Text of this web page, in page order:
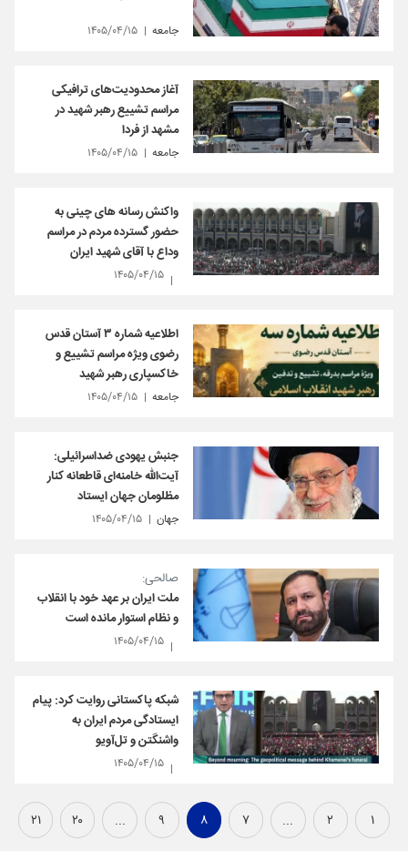
جامعه ۱۴۰۵/۰۴/۱۵
آغاز محدودیت‌های ترافیکی
مراسم تشییع رهبر شهید در
مشهد از فردا
جامعه ۱۴۰۵/۰۴/۱۵
واکنش رسانه های چینی به
حضور گسترده مردم در مراسم
وداع با آقای شهید ایران
۱۴۰۵/۰۴/۱۵
اطلاعیه شماره ۳ آستان قدس
رضوی ویژه مراسم تشییع و
خاکسپاری رهبر شهید
جامعه ۱۴۰۵/۰۴/۱۵
جنبش یهودی ضداسرائیلی:
آیت‌الله خامنه‌ای قاطعانه کنار
مظلومان جهان ایستاد
جهان ۱۴۰۵/۰۴/۱۵
صالحی:
ملت ایران بر عهد خود با انقلاب
و نظام استوار مانده است
۱۴۰۵/۰۴/۱۵
شبکه پاکستانی روایت کرد: پیام‌
ایستادگی مردم ایران به
واشنگتن و تل‌آویو
۱۴۰۵/۰۴/۱۵
۱ ۲ ... ۷ ۸ ۹ ... ۲۰ ۲۱